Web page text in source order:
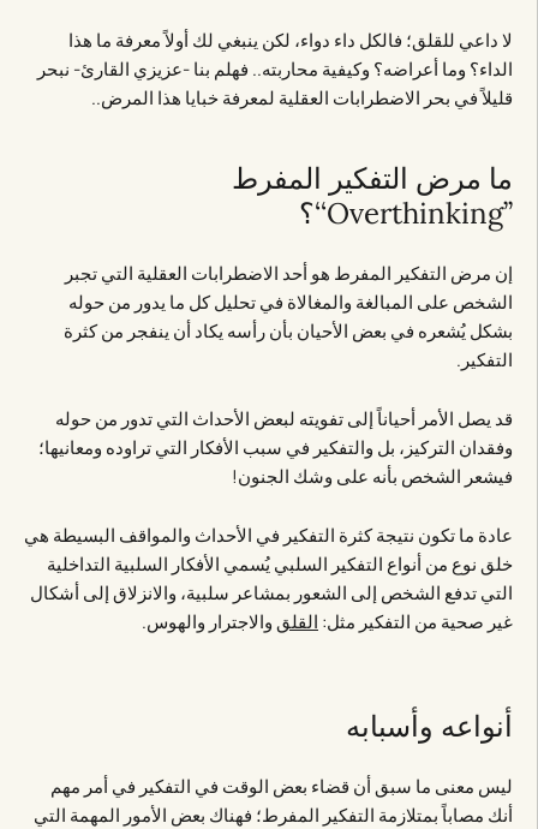
لا داعي للقلق؛ فالكل داء دواء، لكن ينبغي لك أولاً معرفة ما هذا
الداء؟ وما أعراضه؟ وكيفية محاربته.. فهلم بنا -عزيزي القارئ- نبحر
قليلاً في بحر الاضطرابات العقلية لمعرفة خبايا هذا المرض..
ما مرض التفكير المفرط
’’Overthinking‘‘؟
إن مرض التفكير المفرط هو أحد الاضطرابات العقلية التي تجبر
الشخص على المبالغة والمغالاة في تحليل كل ما يدور من حوله
بشكل يُشعره في بعض الأحيان بأن رأسه يكاد أن ينفجر من كثرة
التفكير.
قد يصل الأمر أحياناً إلى تفويته لبعض الأحداث التي تدور من حوله
وفقدان التركيز، بل والتفكير في سبب الأفكار التي تراوده ومعانيها؛
فيشعر الشخص بأنه على وشك الجنون!
عادة ما تكون نتيجة كثرة التفكير في الأحداث والمواقف البسيطة هي
خلق نوع من أنواع التفكير السلبي يُسمي الأفكار السلبية التداخلية
التي تدفع الشخص إلى الشعور بمشاعر سلبية، والانزلاق إلى أشكال
غير صحية من التفكير مثل: القلقوالاجترار والهوس.
أنواعه وأسبابه
ليس معنى ما سبق أن قضاء بعض الوقت في التفكير في أمر مهم
أنك مصاباً بمتلازمة التفكير المفرط؛ فهناك بعض الأمور المهمة التي